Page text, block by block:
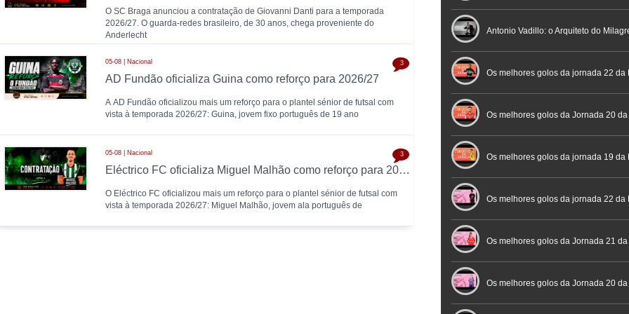
O SC Braga anunciou a contratação de Giovanni Danti para a temporada
2026/27. O guarda-redes brasileiro, de 30 anos, chega proveniente do
Anderlecht
05-08 | Nacional
AD Fundão oficializa Guina como reforço para 2026/27
A AD Fundão oficializou mais um reforço para o plantel sénior de futsal com
vista à temporada 2026/27: Guina, jovem fixo português de 19 ano
3
05-08 | Nacional
Eléctrico FC oficializa Miguel Malhão como reforço para 2026/27
O Eléctrico FC oficializou mais um reforço para o plantel sénior de futsal com
vista à temporada 2026/27: Miguel Malhão, jovem ala português de
3
profissional em conferência histórica
Futebol
Antonio Vadillo: o Arquiteto do
Futsal | Documentário
Os melhores golos da jornada 22 da
Os melhores golos da Jornada 20
Futsal
Os melhores golos da jornada 19 da
Os melhores golos da jornada 22 da
Placard
Os melhores golos da Jornada 21 da
Feminina Placard
Os melhores golos da Jornada 20 da